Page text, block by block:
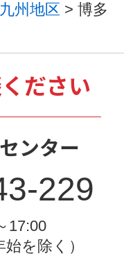
九州地区 > 博多
ださい
ンター
229
17:00
を除く）